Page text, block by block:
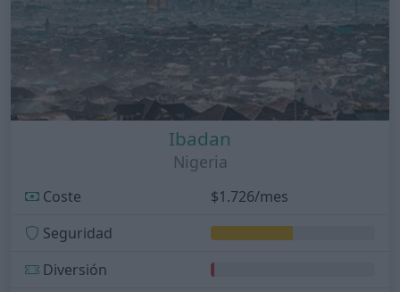
Ibadan
Nigeria
Coste
$1.726/mes
Seguridad
Diversión